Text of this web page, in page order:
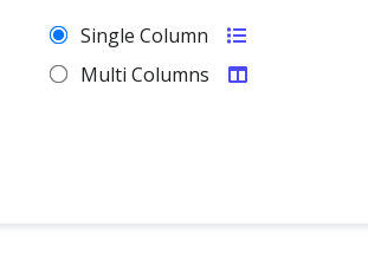
Single Column
Multi Columns